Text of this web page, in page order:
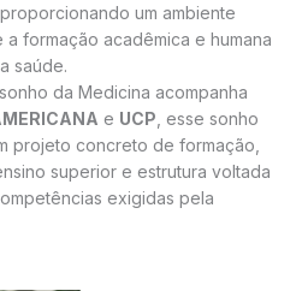
um ambiente
formação acadêmica e humana
saúde.
da Medicina acompanha
e UCP , esse sonho
projeto concreto de formação,
superior e estrutura voltada
exigidas pela